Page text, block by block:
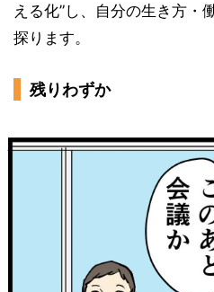
える化”し、自分の生き方・
探ります。
残りわずか